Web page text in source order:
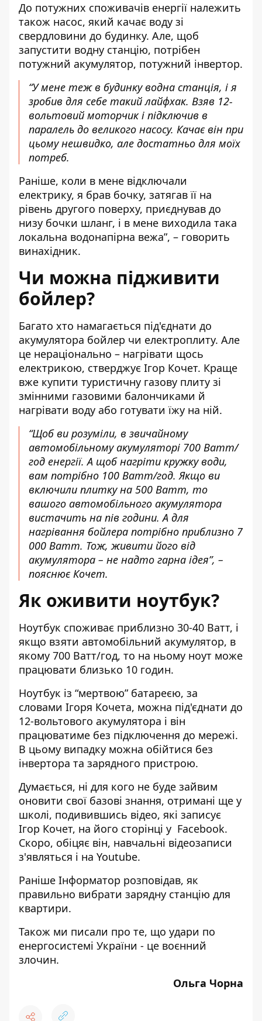
До потужних споживачів енергії належить
також насос, який качає воду зі
свердловини до будинку. Але, щоб
запустити водну станцію, потрібен
потужний акумулятор, потужний інвертор.
“У мене теж в будинку водна станція, і я
зробив для себе такий лайфхак. Взяв 12-
вольтовий моторчик і підключив в
паралель до великого насосу. Качає він при
цьому нешвидко, але достатньо для моїх
потреб.
Раніше, коли в мене відключали
електрику, я брав бочку, затягав її на
рівень другого поверху, приєднував до
низу бочки шланг, і в мене виходила така
локальна водонапірна вежа”, – говорить
винахідник.
Чи можна підживити
бойлер?
Багато хто намагається під'єднати до
акумулятора бойлер чи електроплиту. Але
це нераціонально – нагрівати щось
електрикою, стверджує Ігор Кочет. Краще
вже купити туристичну газову плиту зі
змінними газовими балончиками й
нагрівати воду або готувати їжу на ній.
“Щоб ви розуміли, в звичайному
автомобільному акумуляторі 700 Ватт/
год енергії. А щоб нагріти кружку води,
вам потрібно 100 Ватт/год. Якщо ви
включили плитку на 500 Ватт, то
вашого автомобільного акумулятора
вистачить на пів години. А для
нагрівання бойлера потрібно приблизно 7
000 Ватт. Тож, живити його від
акумулятора – не надто гарна ідея”, –
пояснює Кочет.
Як оживити ноутбук?
Ноутбук споживає приблизно 30-40 Ватт, і
якщо взяти автомобільний акумулятор, в
якому 700 Ватт/год, то на ньому ноут може
працювати близько 10 годин.
Ноутбук із “мертвою” батареєю, за
словами Ігоря Кочета, можна під'єднати до
12-вольтового акумулятора і він
працюватиме без підключення до мережі.
В цьому випадку можна обійтися без
інвертора та зарядного пристрою.
Думається, ні для кого не буде зайвим
оновити свої базові знання, отримані ще у
школі, подивившись відео, які записує
Ігор Кочет, на його сторінці у Facebook.
Скоро, обіцяє він, навчальні відеозаписи
з'являться і на Youtube.
Раніше Інформатор розповідав, як
правильно вибрати зарядну станцію для
квартири.
Також ми писали про те, що удари по
енергосистемі України - це воєнний
злочин.
Ольга Чорна